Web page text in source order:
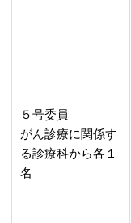
５号委員
がん診療に関係す
る診療科から各１
名